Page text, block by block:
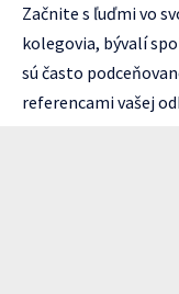
Začnite s ľuďmi vo
kolegovia, bývalí
sú často
referencami vašej